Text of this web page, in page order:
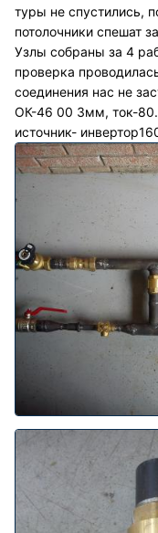
туры не спустились,
потолочники спешат
Узлы собраны за 4
проверка
соединения нас не
ОК-46 00 3мм, ток-
источник-